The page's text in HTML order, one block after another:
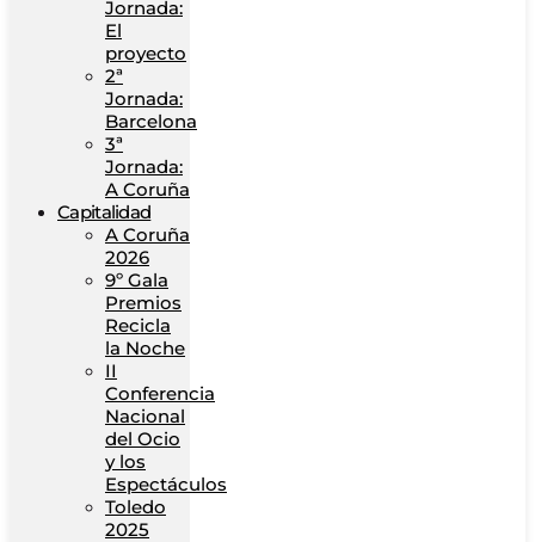
Jornada:
El
proyecto
2ª
Jornada:
Barcelona
3ª
Jornada:
A Coruña
Capitalidad
A Coruña
2026
9º Gala
Premios
Recicla
la Noche
II
Conferencia
Nacional
del Ocio
y los
Espectáculos
Toledo
2025